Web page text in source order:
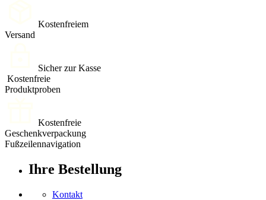
Kostenfreiem
Versand
Sicher zur Kasse
Kostenfreie
Produktproben
Kostenfreie
Geschenkverpackung
Fußzeilennavigation
Ihre Bestellung
Kontakt